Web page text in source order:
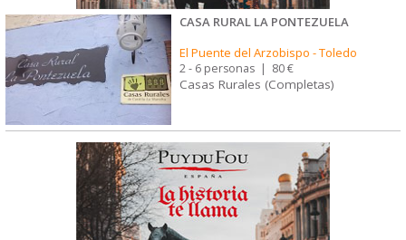
CASA RURAL LA PONTEZUELA
El Puente del Arzobispo -Toledo
2 - 6 personas | 80 €
Casas Rurales (Completas)